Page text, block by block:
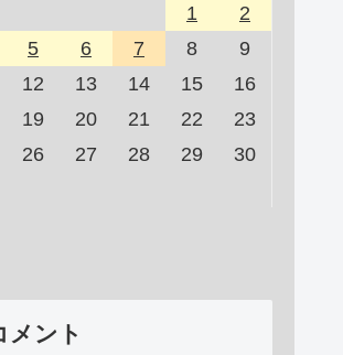
1
2
5 6 7 8
9
12 13 14 15
16
19 20 21 22
23
26 27 28 29
30
メント